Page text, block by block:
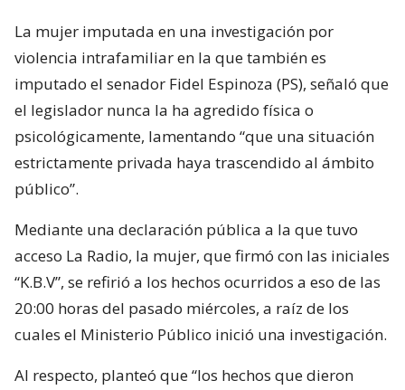
La mujer imputada en una investigación por
violencia intrafamiliar en la que también es
imputado el senador Fidel Espinoza (PS), señaló que
el legislador nunca la ha agredido física o
psicológicamente, lamentando “que una situación
estrictamente privada haya trascendido al ámbito
público”.
Mediante una declaración pública a la que tuvo
acceso La Radio, la mujer, que firmó con las iniciales
“K.B.V”, se refirió a los hechos ocurridos a eso de las
20:00 horas del pasado miércoles, a raíz de los
cuales el Ministerio Público inició una investigación.
Al respecto, planteó que “los hechos que dieron